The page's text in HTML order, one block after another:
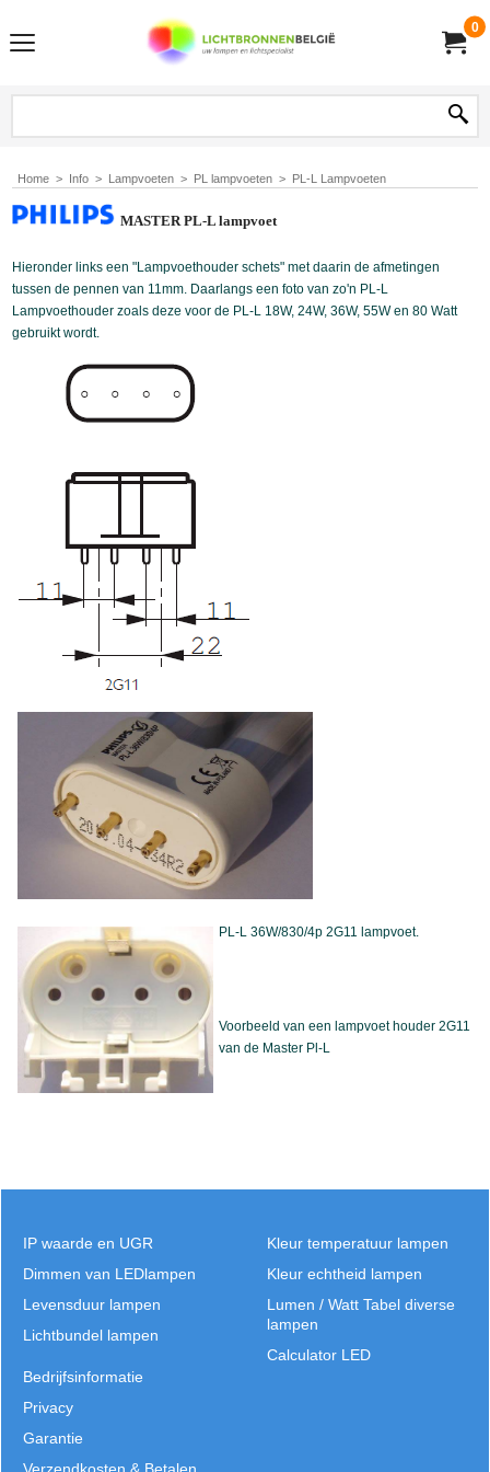
0
Home > Info > Lampvoeten > PL lampvoeten > PL-L Lampvoeten
MASTER PL-L lampvoet
Hieronder links een "Lampvoethouder schets" met daarin de afmetingen
tussen de pennen van 11mm. Daarlangs een foto van zo'n PL-L
Lampvoethouder zoals deze voor de PL-L 18W, 24W, 36W, 55W en 80 Watt
gebruikt wordt.
PL-L 36W/830/4p 2G11 lampvoet.
Voorbeeld van een lampvoet houder 2G11
van de Master Pl-L
Kleur temperatuur lampen
Kleur echtheid lampen
Lumen / Watt Tabel diverse
lampen
Calculator LED
IP waarde en UGR
Dimmen van LEDlampen
Levensduur lampen
Lichtbundel lampen
Bedrijfsinformatie
Privacy
Garantie